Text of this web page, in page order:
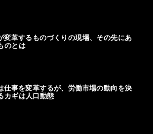
変革するものづくりの現場、その先にあ
のとは
仕事を変革するが、労働市場の動向を決
カギは人口動態